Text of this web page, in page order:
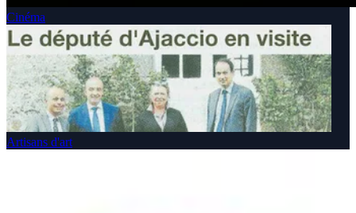
Cinéma
Artisans d'art